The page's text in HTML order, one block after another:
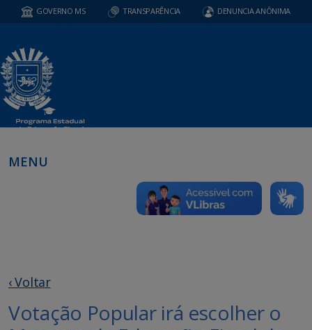
GOVERNO MS TRANSPARÊNCIA DENUNCIA ANÔNIMA
MENU
‹ Voltar
Votação Popular irá escolher o